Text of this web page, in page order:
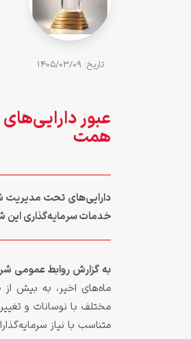
تاريخ: 1405/03/09
همت
دارایی‌های تحت مدیریت
خدمات سرمایه‌گذاری این شرکت، از مرز ۱۳۰ هزار
به گزارش روابط عمومی
مختلف با نوسانات و
متناسب با نیاز